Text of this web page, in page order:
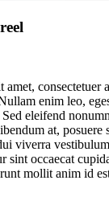
amet, consectetuer
enim leo,
eleifend
at,
viverra
sint occaecat
mollit anim id